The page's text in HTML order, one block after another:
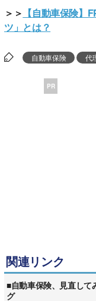
＞＞ 【自動車保険
ツ」とは？
自動車保険 代
PR
関連リンク
■自動車保険、見直し
グ